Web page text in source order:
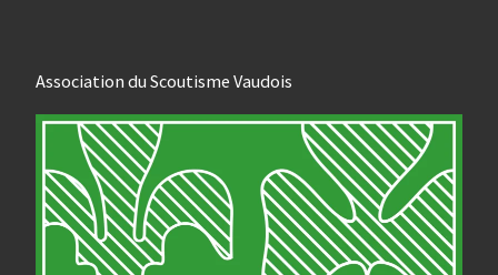
Association du Scoutisme Vaudois